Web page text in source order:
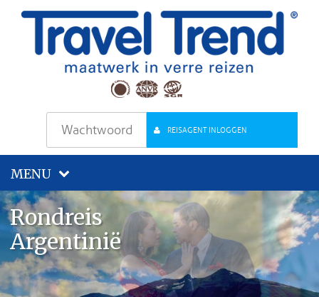
REISAGENT INLOGGEN
MENU
Rondreis
Argentinië